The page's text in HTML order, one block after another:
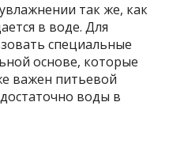
так же, как
в воде. Для
специальные
основе, которые
важен питьевой
воды в